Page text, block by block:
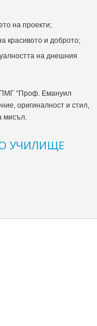
на проекти;
красивото и доброто;
на днешния
“Проф. Емануил
оригиналност и стил,
мисъл.
УЧИЛИЩЕ